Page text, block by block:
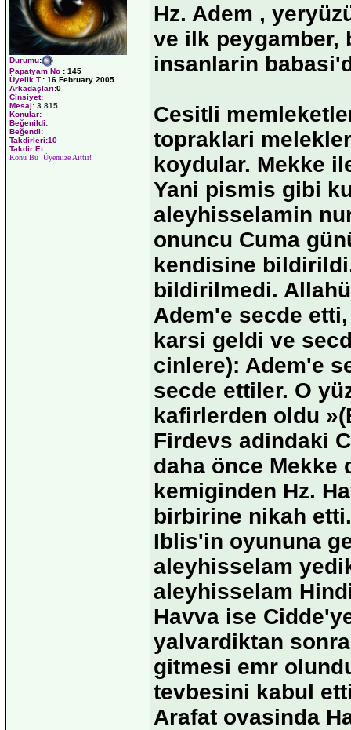
Durumu:
Papatyam No : 145
Üyelik T.: 16 February 2005
Arkadaşları:0
Cinsiyet:
Mesaj: 3.815
Konular:
Beğenildi:
Beğendi:
Takdirleri:10
Takdir Et:
Konu Bu Üyemize Aittir!
Hz. Adem ,
ve ilk peygamber,
insanlarin
Cesitli
topraklari
koydular. Mekke
Yani pismis gibi
aleyhisselamin
onuncu Cuma
kendisine
bildirilmedi.
Adem'e secde
karsi geldi ve
cinlere): Adem'e
secde ettiler. O
kafirlerden oldu
Firdevs adindaki
daha önce Mekke
kemiginden Hz.
birbirine nikah
Iblis'in oyununa
aleyhisselam
aleyhisselam
Havva ise
yalvardiktan
gitmesi emr
tevbesini kabul
Arafat ovasinda